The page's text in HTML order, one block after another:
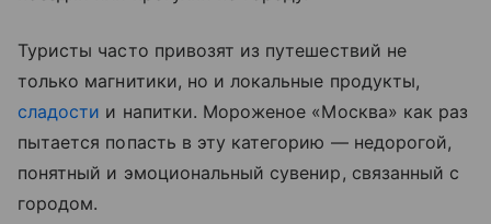
Туристы часто привозят из путешествий не
только магнитики, но и локальные продукты,
сладости и напитки. Мороженое «Москва» как раз
пытается попасть в эту категорию — недорогой,
понятный и эмоциональный сувенир, связанный с
городом.